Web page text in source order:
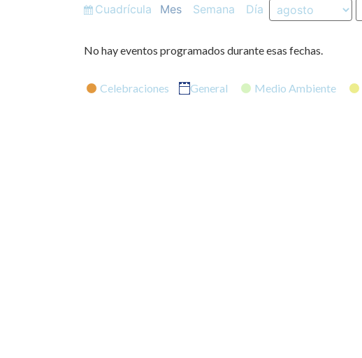
Ver
Cuadrícula Mes Semana Día
Mes
Año
No hay eventos programados durante esas fechas.
Categorías
Celebraciones General Medio Ambiente